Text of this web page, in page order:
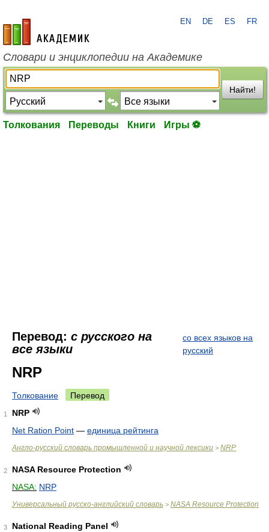
academic.ru
EN DE ES FR
Словари и энциклопедии на Академике
Найти!
Толкования Переводы Книги Игры ⚽
Перевод: с русского на
все языки
со всех языков на
русский
NRP
Толкование Перевод
1
NRP
Net Ration Point — единица рейтинга
Англо-русский словарь промышленной и научной лексики > NRP
2
NASA Resource Protection
NASA: NRP
Универсальный русско-английский словарь > NASA Resource Protection
3
National Reading Panel